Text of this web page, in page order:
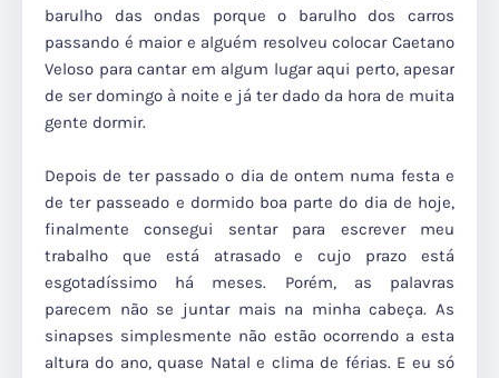
barulho das ondas porque o barulho dos carros
passando é maior e alguém resolveu colocar Caetano
Veloso para cantar em algum lugar aqui perto, apesar
de ser domingo à noite e já ter dado da hora de muita
gente dormir.
Depois de ter passado o dia de ontem numa festa e
de ter passeado e dormido boa parte do dia de hoje,
finalmente consegui sentar para escrever meu
trabalho que está atrasado e cujo prazo está
esgotadíssimo há meses. Porém, as palavras
parecem não se juntar mais na minha cabeça. As
sinapses simplesmente não estão ocorrendo a esta
altura do ano, quase Natal e clima de férias. E eu só